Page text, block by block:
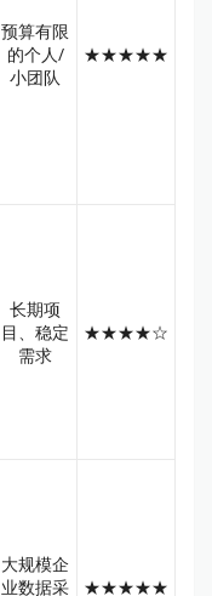
预算有限
的个人/
小团队
★★★★★
长期项
目、稳定
需求
★★★★☆
大规模企
业数据采
★★★★★